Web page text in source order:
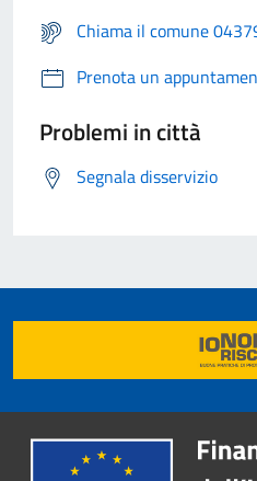
Chiama il comune
Prenota un
Problemi in città
Segnala disservizio